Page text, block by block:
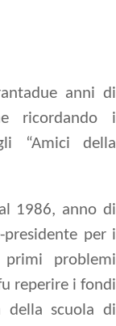
anni di
ricordando i
“Amici della
1986, anno di
presidente per i
problemi
reperire i fondi
della scuola di